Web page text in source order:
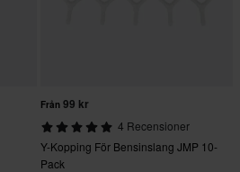
Från 99 kr
4 Recensioner
Y-Kopping För Bensinslang JMP 10-
Pack